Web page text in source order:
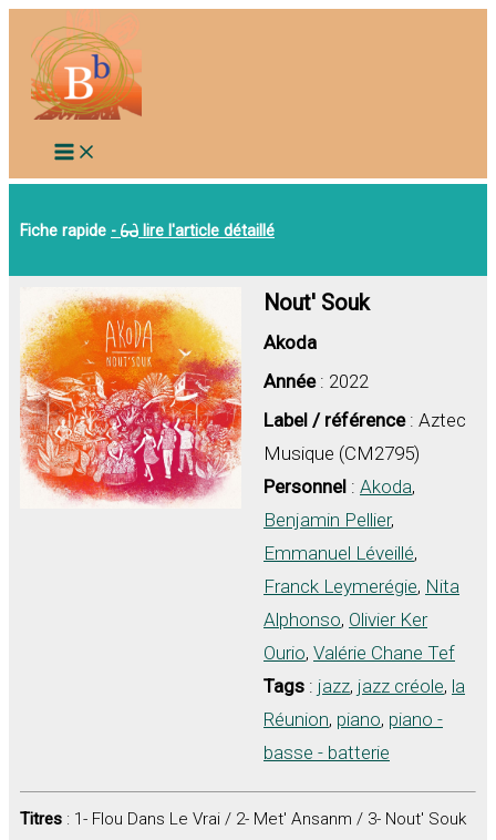
contenu
Fiche rapide - lire l'article détaillé
Nout' Souk
Akoda
Année: 2022
Label / référence: Aztec
Musique (CM2795)
Personnel : Akoda,
Benjamin Pellier,
Emmanuel Léveillé,
Franck Leymerégie, Nita
Alphonso, Olivier Ker
Ourio, Valérie Chane Tef
Tags : jazz, jazz créole, la
Réunion, piano, piano -
basse - batterie
Titres : 1- Flou Dans Le Vrai / 2- Met' Ansanm / 3- Nout' Souk